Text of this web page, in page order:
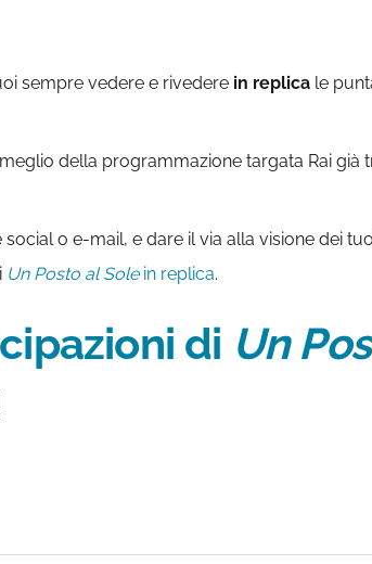
sempre vedere e rivedere in replica le
della programmazione targata Rai già
o e-mail, e dare il via alla visione dei
Un Posto al Sole in replica.
di Un